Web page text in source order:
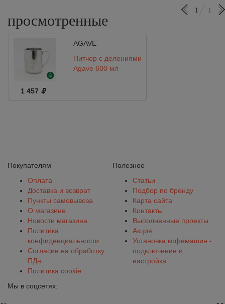
просмотренные
1 1
AGAVE
Питчер с делениями
Agave 600 мл
1 457
Покупателям
Оплата
Доставка и возврат
Пункты самовывоза
О магазине
Новости магазина
Политика
конфиденциальности
Согласие на обработку
ПДн
Политика cookie
Полезное
Статьи
Подбор по бренду
Карта сайта
Контакты
Выполненные проекты
Акция
Установка кофемашин -
подключение и
настройка
Мы в соцсетях: